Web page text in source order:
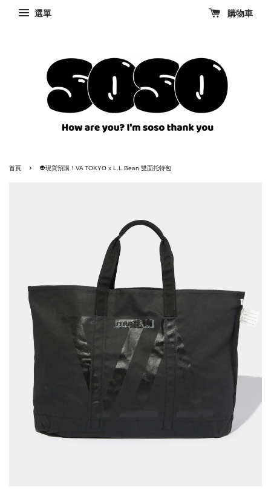
選單 購物車
首頁 › 👽現貨預購！VA TOKYO x L.L Bean 雙面托特包